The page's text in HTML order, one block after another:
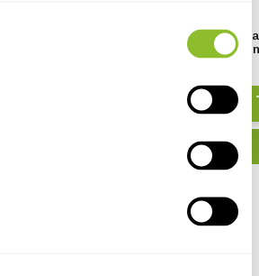
Ecologische Atlas
Nederlandse